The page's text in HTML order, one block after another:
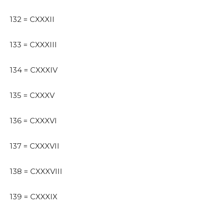
132 = CXXXII
133 = CXXXIII
134 = CXXXIV
135 = CXXXV
136 = CXXXVI
137 = CXXXVII
138 = CXXXVIII
139 = CXXXIX